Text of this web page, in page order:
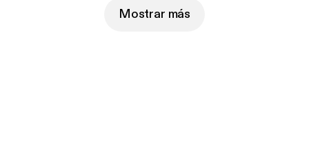
Mostrar más